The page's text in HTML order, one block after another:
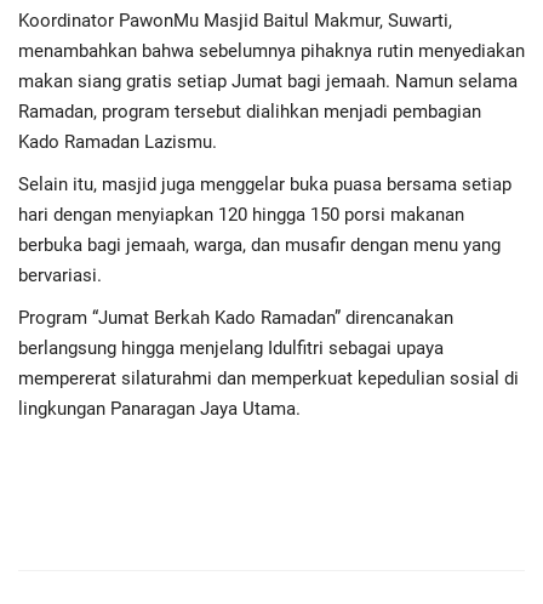
Koordinator PawonMu Masjid Baitul Makmur, Suwarti,
menambahkan bahwa sebelumnya pihaknya rutin menyediakan
makan siang gratis setiap Jumat bagi jemaah. Namun selama
Ramadan, program tersebut dialihkan menjadi pembagian
Kado Ramadan Lazismu.
Selain itu, masjid juga menggelar buka puasa bersama setiap
hari dengan menyiapkan 120 hingga 150 porsi makanan
berbuka bagi jemaah, warga, dan musafir dengan menu yang
bervariasi.
Program “Jumat Berkah Kado Ramadan” direncanakan
berlangsung hingga menjelang Idulfitri sebagai upaya
mempererat silaturahmi dan memperkuat kepedulian sosial di
lingkungan Panaragan Jaya Utama.